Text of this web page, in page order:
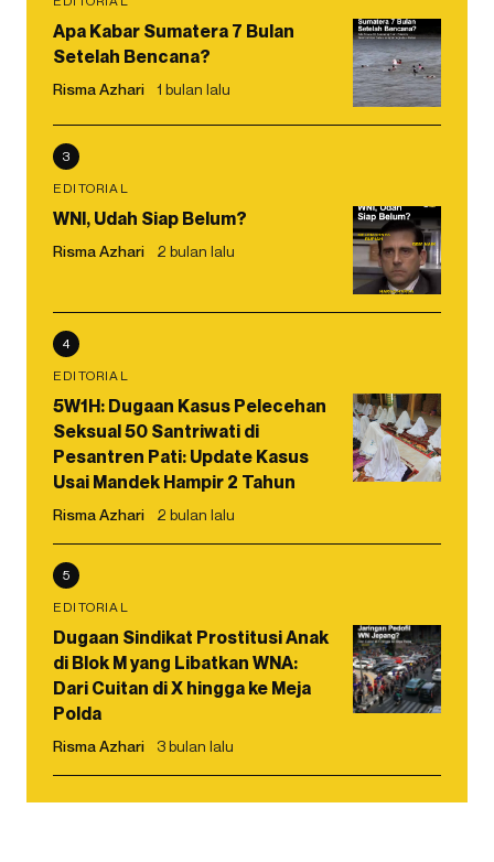
Apa Kabar Sumatera 7 Bulan
Setelah Bencana?
Risma Azhari 1 bulan lalu
3
EDITORIAL
WNI, Udah Siap Belum?
Risma Azhari 2 bulan lalu
4
EDITORIAL
5W1H: Dugaan Kasus Pelecehan
Seksual 50 Santriwati di
Pesantren Pati: Update Kasus
Usai Mandek Hampir 2 Tahun
Risma Azhari 2 bulan lalu
5
EDITORIAL
Dugaan Sindikat Prostitusi Anak
di Blok M yang Libatkan WNA:
Dari Cuitan di X hingga ke Meja
Polda
Risma Azhari 3 bulan lalu